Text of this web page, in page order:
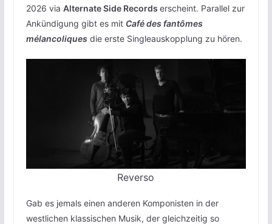
2026 via Alternate Side Records erscheint. Parallel zur
Ankündigung gibt es mit Café des fantômes
mélancoliques die erste Singleauskopplung zu hören.
Reverso
Gab es jemals einen anderen Komponisten in der
westlichen klassischen Musik, der gleichzeitig so